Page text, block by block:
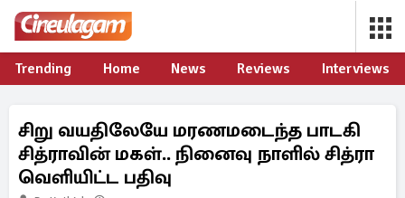
Trending Home News Reviews Interviews
சிறு வயதிலேயே மரணமடைந்த பாடகி
சித்ராவின் மகள்.. நினைவு நாளில் சித்ரா
வெளியிட்ட பதிவு